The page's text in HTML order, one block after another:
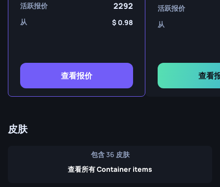
活跃报价 2292
从 0.98
查看报价
活跃报价
从
查看
皮肤
包含 36 皮肤
查看所有 Container items